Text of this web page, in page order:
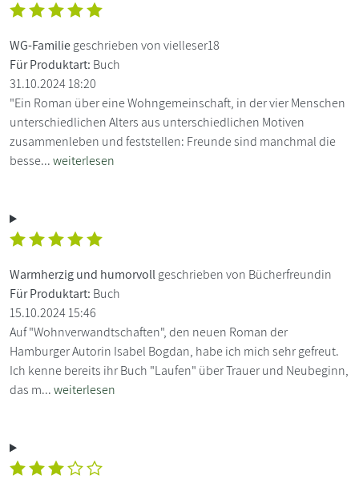
WG-Familiegeschrieben von vielleser18
Für Produktart: Buch
31.10.2024 18:20
"Ein Roman über eine Wohngemeinschaft, in der vier Menschen
unterschiedlichen Alters aus unterschiedlichen Motiven
zusammenleben und feststellen: Freunde sind manchmal die
besse...weiterlesen
Warmherzig und humorvollgeschrieben von Bücherfreundin
Für Produktart: Buch
15.10.2024 15:46
Auf "Wohnverwandtschaften", den neuen Roman der
Hamburger Autorin Isabel Bogdan, habe ich mich sehr gefreut.
Ich kenne bereits ihr Buch "Laufen" über Trauer und Neubeginn,
das m...weiterlesen